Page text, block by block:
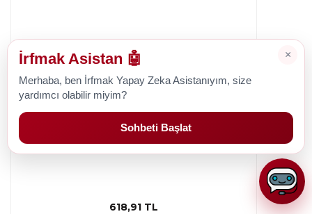
Pfaff
Pfaff Creative Sensation Masura (10 Adet)
618,91 TL
×
İrfmak Asistan 🤖
Merhaba, ben İrfmak Yapay Zeka Asistanıyım, size
yardımcı olabilir miyim?
Sohbeti Başlat